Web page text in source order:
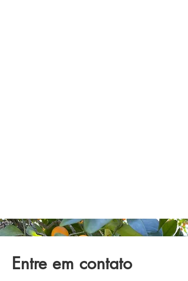
Entre em contato